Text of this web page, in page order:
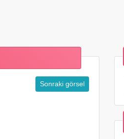
Sonraki görsel